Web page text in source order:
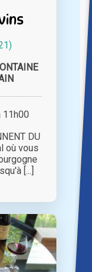
11h00
DU
où vous
[...]